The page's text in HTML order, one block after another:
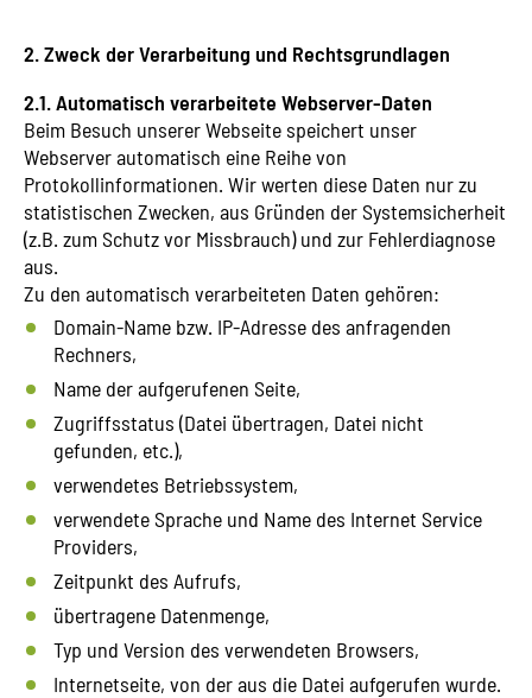
2. Zweck der Verarbeitung und Rechtsgrundlagen
2.1. Automatisch verarbeitete Webserver-Daten
Beim Besuch unserer Webseite speichert unser
Webserver automatisch eine Reihe von
Protokollinformationen. Wir werten diese Daten nur zu
statistischen Zwecken, aus Gründen der Systemsicherheit
(z.B. zum Schutz vor Missbrauch) und zur Fehlerdiagnose
aus.
Zu den automatisch verarbeiteten Daten gehören:
Domain-Name bzw. IP-Adresse des anfragenden
Rechners,
Name der aufgerufenen Seite,
Zugriffsstatus (Datei übertragen, Datei nicht
gefunden, etc.),
verwendetes Betriebssystem,
verwendete Sprache und Name des Internet Service
Providers,
Zeitpunkt des Aufrufs,
übertragene Datenmenge,
Typ und Version des verwendeten Browsers,
Internetseite, von der aus die Datei aufgerufen wurde.